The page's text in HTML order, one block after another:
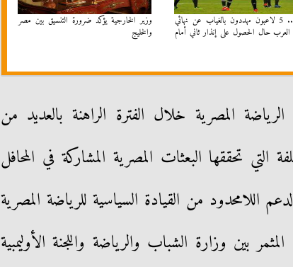
عاجل.. 5 لاعبون مهددون بالغياب عن نهائي
حال الحصول على إنذار ثاني أمام
وزير الخارجية يؤكد ضرورة التنسيق بين مصر
والخليج
المصرية خلال الفترة الراهنة بالعديد من
التي تحققها البعثات المصرية المشاركة في المحافل
اللامحدود من القيادة السياسية للرياضة المصرية
بين وزارة الشباب والرياضة واللجنة الأوليمبية